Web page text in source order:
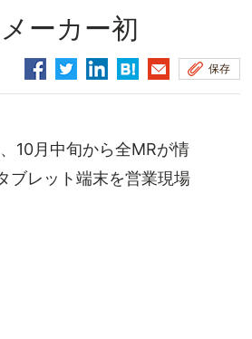
ーカー初
保存
10月中旬から全MRが情
ブレット端末を営業現場